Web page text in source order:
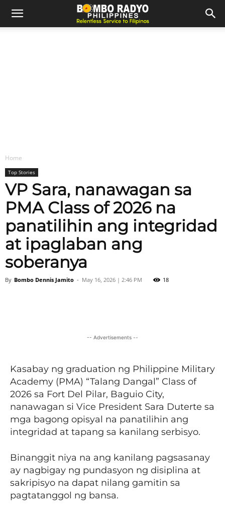
Home
Top Stories
VP Sara, nanawagan sa
PMA Class of 2026 na
panatilihin ang integridad
at ipaglaban ang
soberanya
By Bombo Dennis Jamito - May 16, 2026 | 2:46 PM 18
-- Advertisements --
Kasabay ng graduation ng Philippine Military
Academy (PMA) “Talang Dangal” Class of
2026 sa Fort Del Pilar, Baguio City,
nanawagan si Vice President Sara Duterte sa
mga bagong opisyal na panatilihin ang
integridad at tapang sa kanilang serbisyo.
Binanggit niya na ang kanilang pagsasanay
ay nagbigay ng pundasyon ng disiplina at
sakripisyo na dapat nilang gamitin sa
pagtatanggol ng bansa.